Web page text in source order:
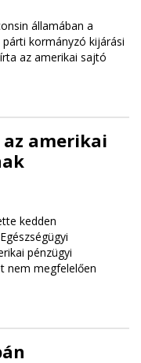
államában a
kormányzó kijárási
az amerikai sajtó
amerikai
kedden
pénzügyi
nem megfelelően